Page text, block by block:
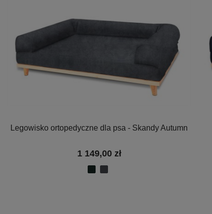
Legowisko ortopedyczne dla psa - Skandy Autumn
1 149,00 zł